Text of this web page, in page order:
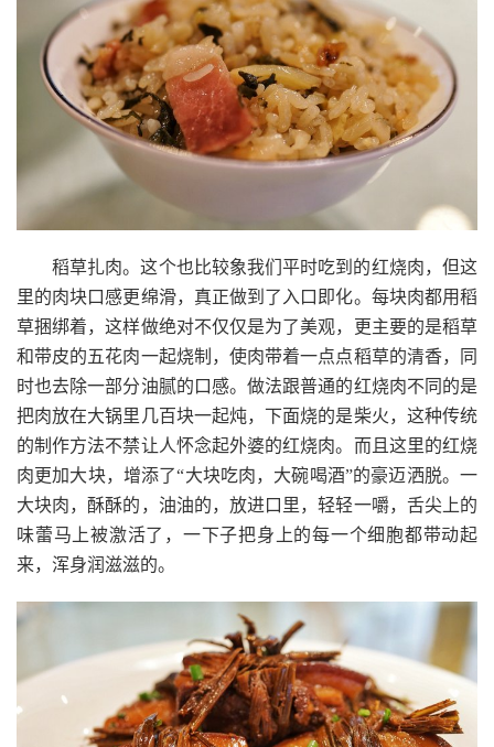
稻草扎肉。这个也比较象我们平时吃到的红烧肉，但这
里的肉块口感更绵滑，真正做到了入口即化。每块肉都用稻
草捆绑着，这样做绝对不仅仅是为了美观，更主要的是稻草
和带皮的五花肉一起烧制，使肉带着一点点稻草的清香，同
时也去除一部分油腻的口感。做法跟普通的红烧肉不同的是
把肉放在大锅里几百块一起炖，下面烧的是柴火，这种传统
的制作方法不禁让人怀念起外婆的红烧肉。而且这里的红烧
肉更加大块，增添了“大块吃肉，大碗喝酒”的豪迈洒脱。一
大块肉，酥酥的，油油的，放进口里，轻轻一嚼，舌尖上的
味蕾马上被激活了，一下子把身上的每一个细胞都带动起
来，浑身润滋滋的。